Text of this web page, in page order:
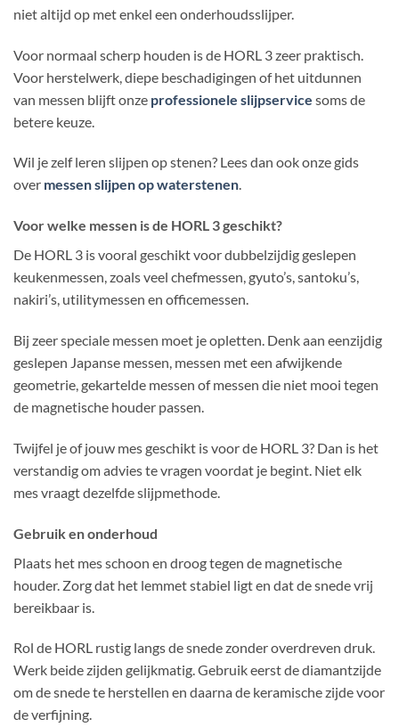
niet altijd op met enkel een onderhoudsslijper.
Voor normaal scherp houden is de HORL 3 zeer praktisch.
Voor herstelwerk, diepe beschadigingen of het uitdunnen
van messen blijft onze professionele slijpservice soms de
betere keuze.
Wil je zelf leren slijpen op stenen? Lees dan ook onze gids
over messen slijpen op waterstenen.
Voor welke messen is de HORL 3 geschikt?
De HORL 3 is vooral geschikt voor dubbelzijdig geslepen
keukenmessen, zoals veel chefmessen, gyuto’s, santoku’s,
nakiri’s, utilitymessen en officemessen.
Bij zeer speciale messen moet je opletten. Denk aan eenzijdig
geslepen Japanse messen, messen met een afwijkende
geometrie, gekartelde messen of messen die niet mooi tegen
de magnetische houder passen.
Twijfel je of jouw mes geschikt is voor de HORL 3? Dan is het
verstandig om advies te vragen voordat je begint. Niet elk
mes vraagt dezelfde slijpmethode.
Gebruik en onderhoud
Plaats het mes schoon en droog tegen de magnetische
houder. Zorg dat het lemmet stabiel ligt en dat de snede vrij
bereikbaar is.
Rol de HORL rustig langs de snede zonder overdreven druk.
Werk beide zijden gelijkmatig. Gebruik eerst de diamantzijde
om de snede te herstellen en daarna de keramische zijde voor
de verfijning.